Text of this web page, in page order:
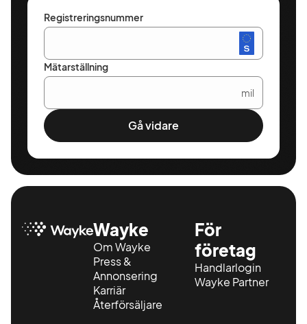
Registreringsnummer
Mätarställning
mil
Gå vidare
Wayke
Om Wayke
Press &
Annonsering
Karriär
Återförsäljare
För
företag
Handlarlogin
Wayke Partner